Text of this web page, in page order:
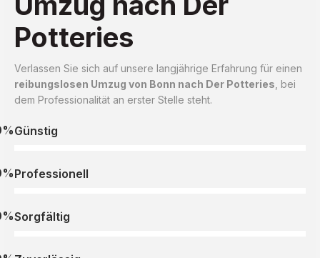
Potteries
Verlassen Sie sich auf unsere langjährige Erfahrung für einen
reibungslosen Umzug von Bonn nach Der Potteries , bei
dem Professionalität an erster Stelle steht.
Günstig
Professionell
Sorgfältig